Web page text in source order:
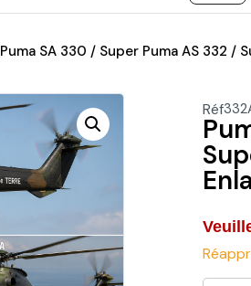
Puma SA 330 / Super Puma AS 332 /
Réf